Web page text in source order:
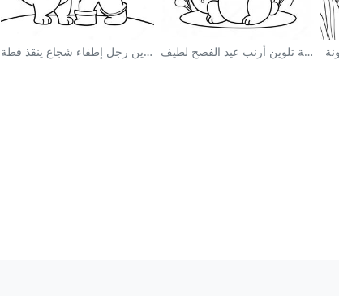
صفحة تلوين رجل إطفاء شجاع ينقذ قطة صفحة تلوين أرنب عيد الفصح لطيف